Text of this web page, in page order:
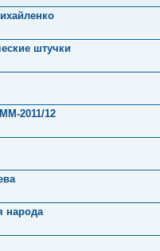
штучки
2011/12
народа